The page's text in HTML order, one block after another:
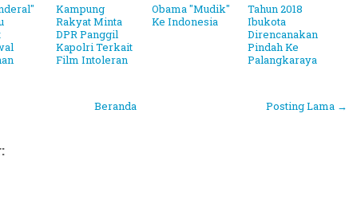
Kampung
Rakyat Minta
DPR Panggil
Kapolri Terkait
Film Intoleran
Obama "Mudik"
Ke Indonesia
Tahun 2018
Ibukota
Direncanakan
Pindah Ke
Palangkaraya
Posting Lama →
Beranda
1 Ramadhan 1446 Hijriah Jatuh Pada Hari